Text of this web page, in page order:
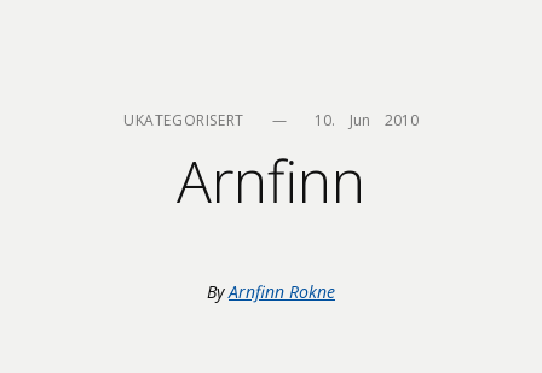
UKATEGORISERT — 10.    Jun    2010
Arnfinn
By Arnfinn Rokne